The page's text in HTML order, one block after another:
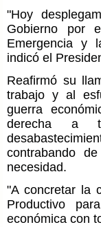
"Hoy
Gobierno por
Emergencia y
indicó el
Reafirmó su
trabajo y al
guerra
derecha a
contrabando
necesidad.
"A concretar la
Productivo
económica con